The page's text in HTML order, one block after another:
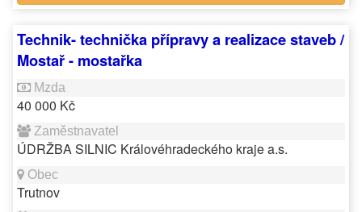
Technik- technička přípravy a realizace staveb /
Mostař - mostařka
40 000 Kč
ÚDRŽBA SILNIC Královéhradeckého kraje a.s.
Trutnov